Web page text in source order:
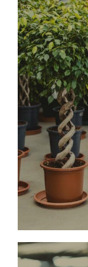
TIPS
ΕΠΙΚΟΙΝΩΝΙΑ